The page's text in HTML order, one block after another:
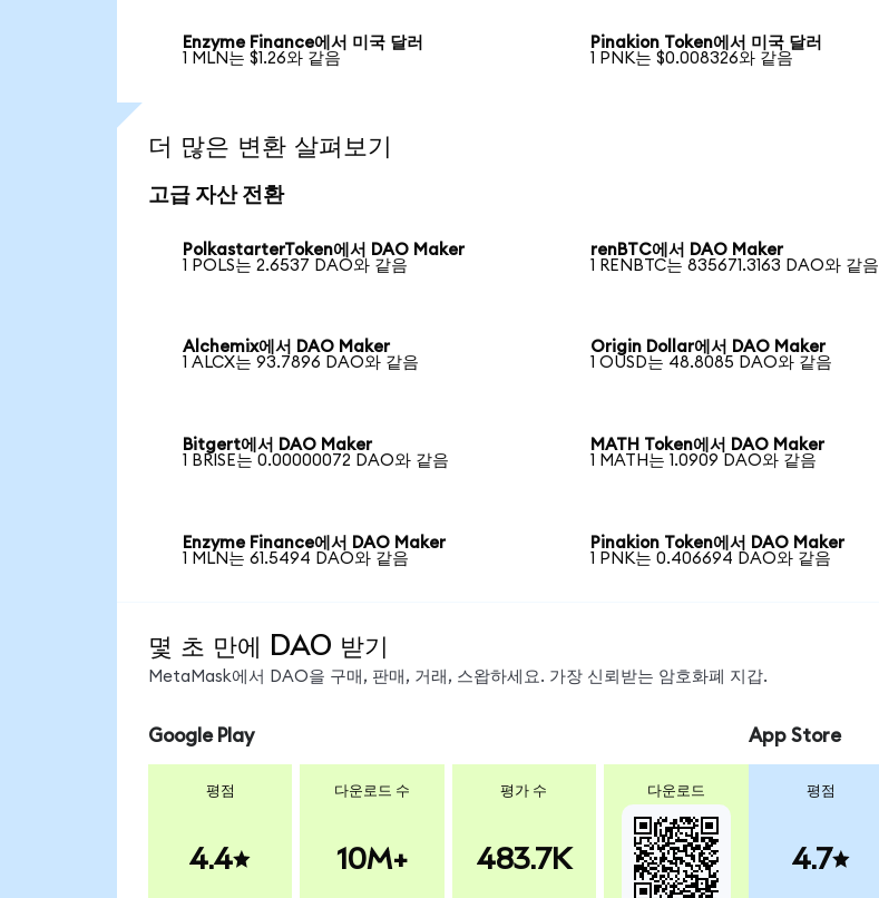
Enzyme Finance에서 미국 달러
1 MLN는 $1.26와 같음
Pinakion Token에서 미국 달러
1 PNK는 $0.008326와 같음
더 많은 변환 살펴보기
고급 자산 전환
PolkastarterToken에서 DAO Maker
1 POLS는 2.6537 DAO와 같음
renBTC에서 DAO Maker
1 RENBTC는 835671.3163 DAO와 같음
Alchemix에서 DAO Maker
1 ALCX는 93.7896 DAO와 같음
Origin Dollar에서 DAO Maker
1 OUSD는 48.8085 DAO와 같음
Bitgert에서 DAO Maker
1 BRISE는 0.00000072 DAO와 같음
MATH Token에서 DAO Maker
1 MATH는 1.0909 DAO와 같음
Enzyme Finance에서 DAO Maker
1 MLN는 61.5494 DAO와 같음
Pinakion Token에서 DAO Maker
1 PNK는 0.406694 DAO와 같음
몇 초 만에 DAO 받기
MetaMask에서 DAO을 구매, 판매, 거래, 스왑하세요. 가장 신뢰받는 암호화폐 지갑.
Google Play
평점
4.4
다운로드 수
10M+
평가 수
483.7K
다운로드
App Store
평점
4.7